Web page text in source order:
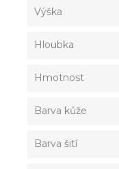
Výška
Hloubka
Hmotnost
Barva kůže
Barva šití